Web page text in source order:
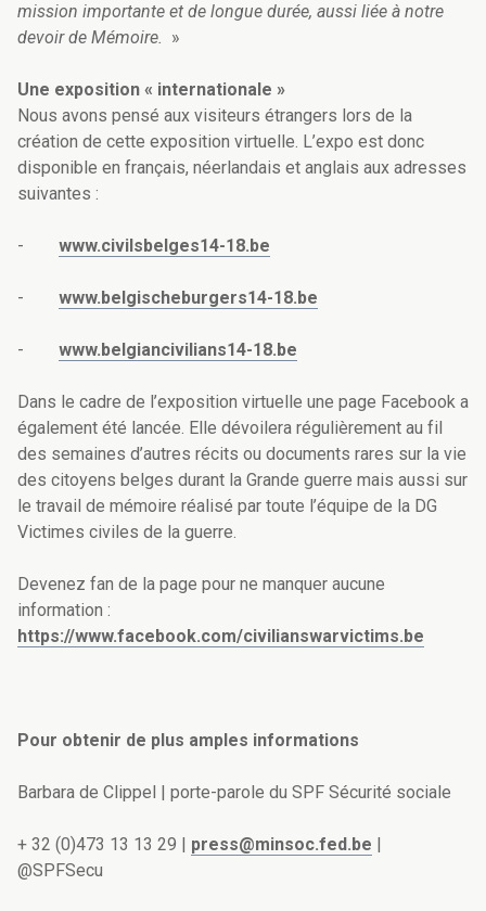
mission importante et de longue durée, aussi liée à notre
devoir de Mémoire. »
Une exposition « internationale »
Nous avons pensé aux visiteurs étrangers lors de la
création de cette exposition virtuelle. L’expo est donc
disponible en français, néerlandais et anglais aux adresses
suivantes :
- www.civilsbelges14-18.be
- www.belgischeburgers14-18.be
- www.belgiancivilians14-18.be
Dans le cadre de l’exposition virtuelle une page Facebook a
également été lancée. Elle dévoilera régulièrement au fil
des semaines d’autres récits ou documents rares sur la vie
des citoyens belges durant la Grande guerre mais aussi sur
le travail de mémoire réalisé par toute l’équipe de la DG
Victimes civiles de la guerre.
Devenez fan de la page pour ne manquer aucune
information :
https://www.facebook.com/civilianswarvictims.be
Pour obtenir de plus amples informations
Barbara de Clippel | porte-parole du SPF Sécurité sociale
+ 32 (0)473 13 13 29 | press@minsoc.fed.be
@SPFSecu